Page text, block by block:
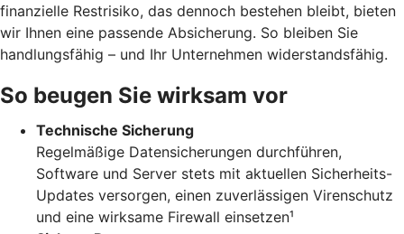
finanzielle Restrisiko, das dennoch bestehen bleibt, bieten
wir Ihnen eine passende Absicherung. So bleiben Sie
handlungsfähig – und Ihr Unternehmen widerstandsfähig.
So beugen Sie wirksam vor
Technische Sicherung
Regelmäßige Datensicherungen durchführen,
Software und Server stets mit aktuellen Sicherheits-
Updates versorgen, einen zuverlässigen Virenschutz
und eine wirksame Firewall einsetzen¹